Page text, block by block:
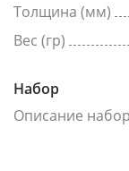
Толщина (мм)
Вес (гр)
Набор
Описание